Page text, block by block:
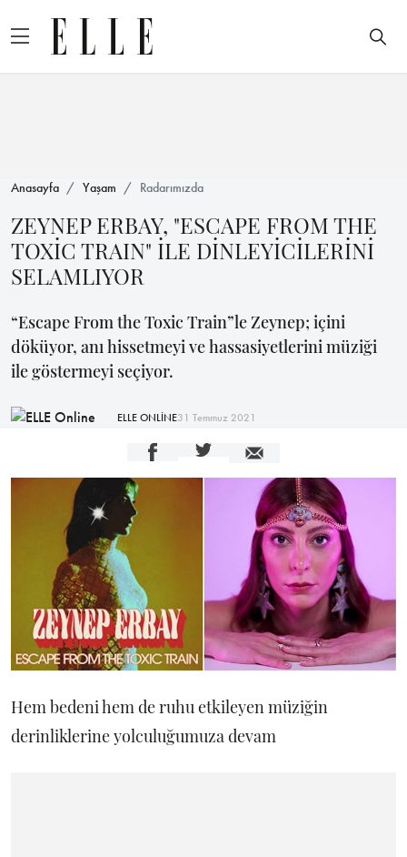
Anasayfa Yaşam Radarımızda
ZEYNEP ERBAY, "ESCAPE FROM THE
TOXİC TRAIN" İLE DİNLEYİCİLERİNİ
SELAMLIYOR
“Escape From the Toxic Train”le Zeynep; içini
döküyor, anı hissetmeyi ve hassasiyetlerini müziği
ile göstermeyi seçiyor.
ELLE ONLİNE31 Temmuz 2021
Hem bedeni hem de ruhu etkileyen müziğin
derinliklerine yolculuğumuza devam